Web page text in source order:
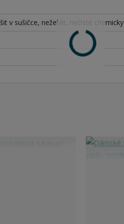
v sušičce, nežehlit, nečistit chemicky